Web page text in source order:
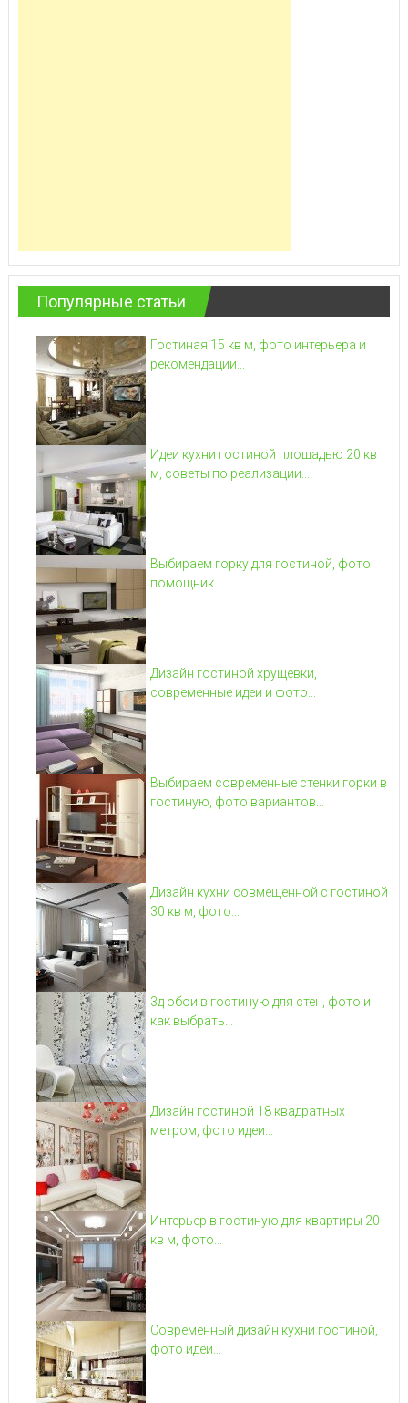
Популярные статьи
Гостиная 15 кв м, фото интерьера и
рекомендации...
Идеи кухни гостиной площадью 20 кв
м, советы по реализации...
Выбираем горку для гостиной, фото
помощник...
Дизайн гостиной хрущевки,
современные идеи и фото...
Выбираем современные стенки горки в
гостиную, фото вариантов...
Дизайн кухни совмещенной с гостиной
30 кв м, фото...
3д обои в гостиную для стен, фото и
как выбрать...
Дизайн гостиной 18 квадратных
метром, фото идеи...
Интерьер в гостиную для квартиры 20
кв м, фото...
Современный дизайн кухни гостиной,
фото идеи...